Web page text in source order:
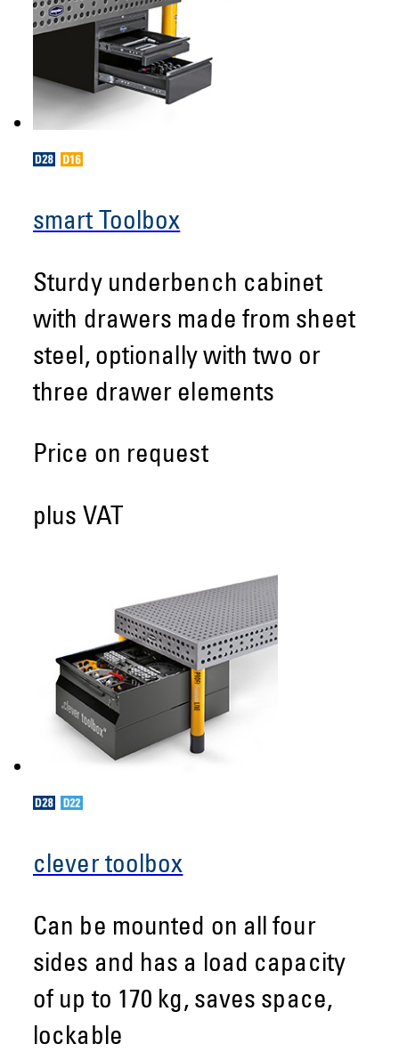
smart Toolbox
Sturdy underbench cabinet
with drawers made from sheet
steel, optionally with two or
three drawer elements
Price on request
plus VAT
clever toolbox
Can be mounted on all four
sides and has a load capacity
of up to 170 kg, saves space,
lockable